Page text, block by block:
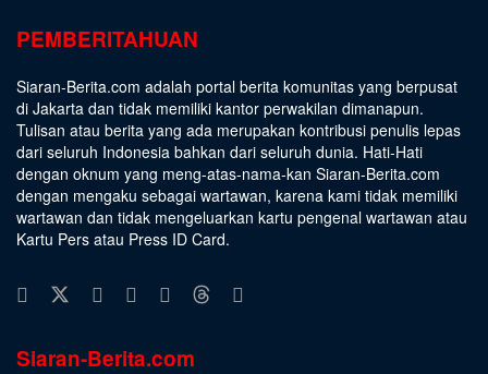
PEMBERITAHUAN
Siaran-Berita.com adalah portal berita komunitas yang berpusat
di Jakarta dan tidak memiliki kantor perwakilan dimanapun.
Tulisan atau berita yang ada merupakan kontribusi penulis lepas
dari seluruh Indonesia bahkan dari seluruh dunia. Hati-Hati
dengan oknum yang meng-atas-nama-kan Siaran-Berita.com
dengan mengaku sebagai wartawan, karena kami tidak memiliki
wartawan dan tidak mengeluarkan kartu pengenal wartawan atau
Kartu Pers atau Press ID Card.
Siaran-Berita.com